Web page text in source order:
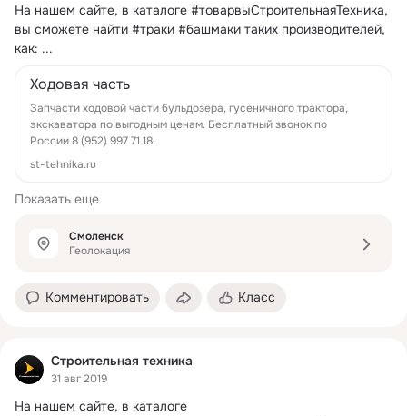
На нашем сайте, в каталоге #товарвыСтроительнаяТехника,
вы сможете найти #траки #башмаки таких производителей,
как: ...
Ходовая часть
Запчасти ходовой части бульдозера, гусеничного трактора,
экскаватора по выгодным ценам. Бесплатный звонок по
России 8 (952) 997 71 18.
st-tehnika.ru
Показать еще
Смоленск
Геолокация
Комментировать Класс
Строительная техника
31 авг 2019
На нашем сайте, в каталоге